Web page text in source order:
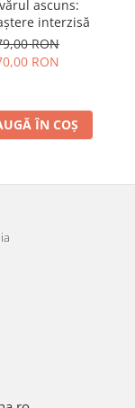
ascuns:
interzisă
RON
RON
ÎN COȘ